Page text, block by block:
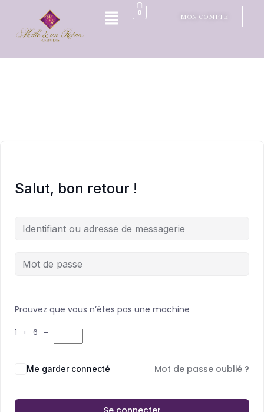
0 MON COMPTE
Salut, bon retour !
Prouvez que vous n’êtes pas une machine
1 + 6 =
Me garder connecté Mot de passe oublié ?